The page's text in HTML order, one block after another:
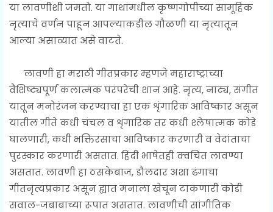
या लावणीशी जमतो. या गाथांमधील कृष्णगोपीच्या सामूहिक
नृत्याचे वर्णन पाहून आपल्याकडील गौळणी या नृत्यातून
आल्या असाव्यात असे वाटते.
लावणी हा मराठी गीतप्रकार म्हणजे महाराष्ट्राच्या
वैशिष्ट्यपूर्ण कलात्मक परंपरेची शान आहे. नृत्य, नाट्य, संगीत
यातून मनोरंजन करण्याचा हा एक शृंगारिक आविष्कार असून
यातील गीते कधी चंचल व शृंगारिक तर कधी श्लेषात्मक कोडे
घालणारी, कधी भक्तिरसाचा आविष्कार करणारी व वेदांताचा
पुरस्कार करणारी असतात. हिंदी भाषेतही क्वचित लावण्या
असतात. लावणी हा ठसकेबाज, डौलदार अशा ढंगाचा
गीतनृत्यप्रकार असून ह्यात मनाला खेचून टाकणारी कोडी
सवाल-जबाबाच्या रूपात असतात. लावणीची सांगीतिक